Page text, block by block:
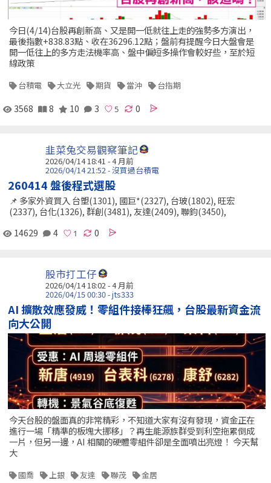
今日(4/14)台股再創新高、又是開一低就往上走的強勢多方演出，
最後指數+838.83點、收在36296.12點；盤前有提醒今日大盤會是
開一低往上的多方走法機率高、盤中偏短多操作會較好些，至於短
線政策
台積電 大立光 期貨 當沖 台指期
3568 8 10 3 0
韭菜兔交易觀察筆記
2026/04/14 18:41 - 4 月前
2026/04/14 21:52 - 沒買過台積電
260414 盤後程式選股
📌 多家外資買入 台塑(1301), 國巨*(2327), 台玻(1802), 旺宏
(2337), 台化(1326), 群創(3481), 友達(2409), 聯鈞(3450),
14629
4 0
股市打工仔
2026/04/14 18:02 - 4 月前
2026/04/15 00:30 - jts333
AI 擴散效應發威！零組件接棒狂飆，台股最新資金流
向大公開
今天台股的盤面真的非常精彩，不知道大家有沒有發現，資金正在
進行一場「精準的板塊大挪移」？再生能源族群受到利空拖累倒成
一片，但另一邊，AI 相關的硬體零組件卻是全面噴出亮燈！ 今天幫
大
國喬 上銀 友達 聯茂 金居